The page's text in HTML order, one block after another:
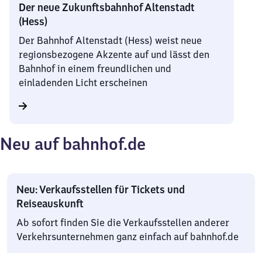
Der neue Zukunftsbahnhof Altenstadt
(Hess)
Der Bahnhof Altenstadt (Hess) weist neue
regionsbezogene Akzente auf und lässt den
Bahnhof in einem freundlichen und
einladenden Licht erscheinen
Neu auf bahnhof.de
Neu: Verkaufsstellen für Tickets und
Reiseauskunft
Ab sofort finden Sie die Verkaufsstellen anderer
Verkehrsunternehmen ganz einfach auf bahnhof.de